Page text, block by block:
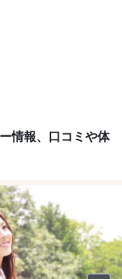
情報、口コミや体